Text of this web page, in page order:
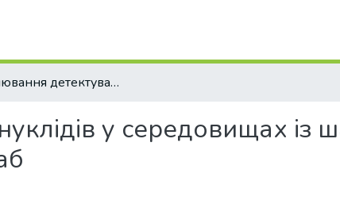
Моделювання детектування радіонуклідів у середовищах із шаруватою структурою за допомогою гаммалаб
у середовищах із